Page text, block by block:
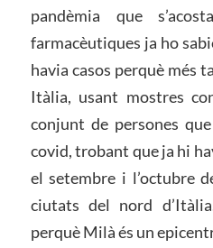
pandèmia que
farmacèutiques ja ho
havia casos perquè més
Itàlia, usant mostres
conjunt de persones
covid, trobant que ja hi
el setembre i l’octubre
ciutats del nord
perquè Milà és un